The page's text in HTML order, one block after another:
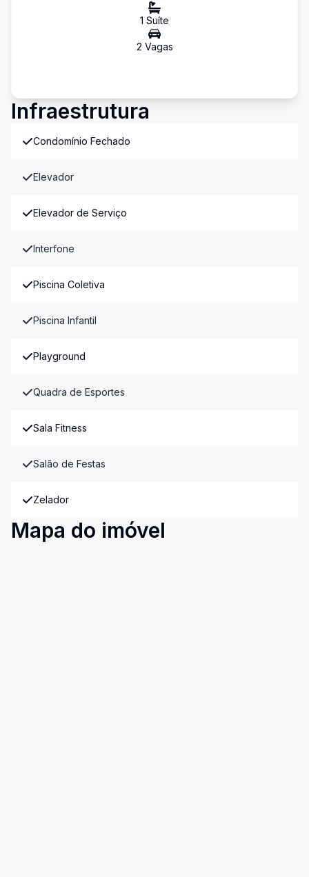
1 Suíte
2 Vagas
Infraestrutura
Condomínio Fechado
Elevador
Elevador de Serviço
Interfone
Piscina Coletiva
Piscina Infantil
Playground
Quadra de Esportes
Sala Fitness
Salão de Festas
Zelador
Mapa do imóvel